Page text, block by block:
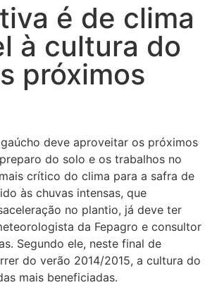
é de clima
à cultura do
próximos
deve aproveitar os próximos
do solo e os trabalhos no
crítico do clima para a safra de
às chuvas intensas, que
no plantio, já deve ter
da Fepagro e consultor
Segundo ele, neste final de
do verão 2014/2015, a cultura do
mais beneficiadas.